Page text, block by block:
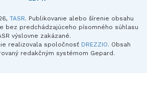
TASR. Publikovanie alebo šírenie obsahu
bez predchádzajúceho písomného súhlasu
výslovne zakázané.
realizovala spoločnosť DREZZIO. Obsah
redakčným systémom Gepard.